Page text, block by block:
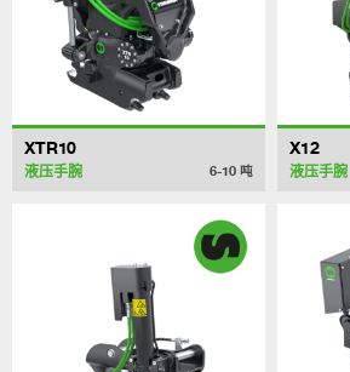
XTR10
液压手腕 6-10 吨
X12
液压手腕